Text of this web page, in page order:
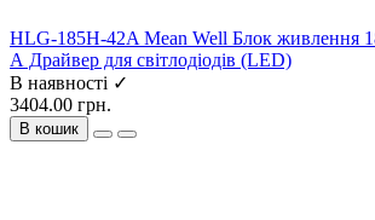
HLG-185H-42A Mean Well Блок живлення
А Драйвер для світлодіодів (LED)
В наявності ✓
3404.00 грн.
В кошик